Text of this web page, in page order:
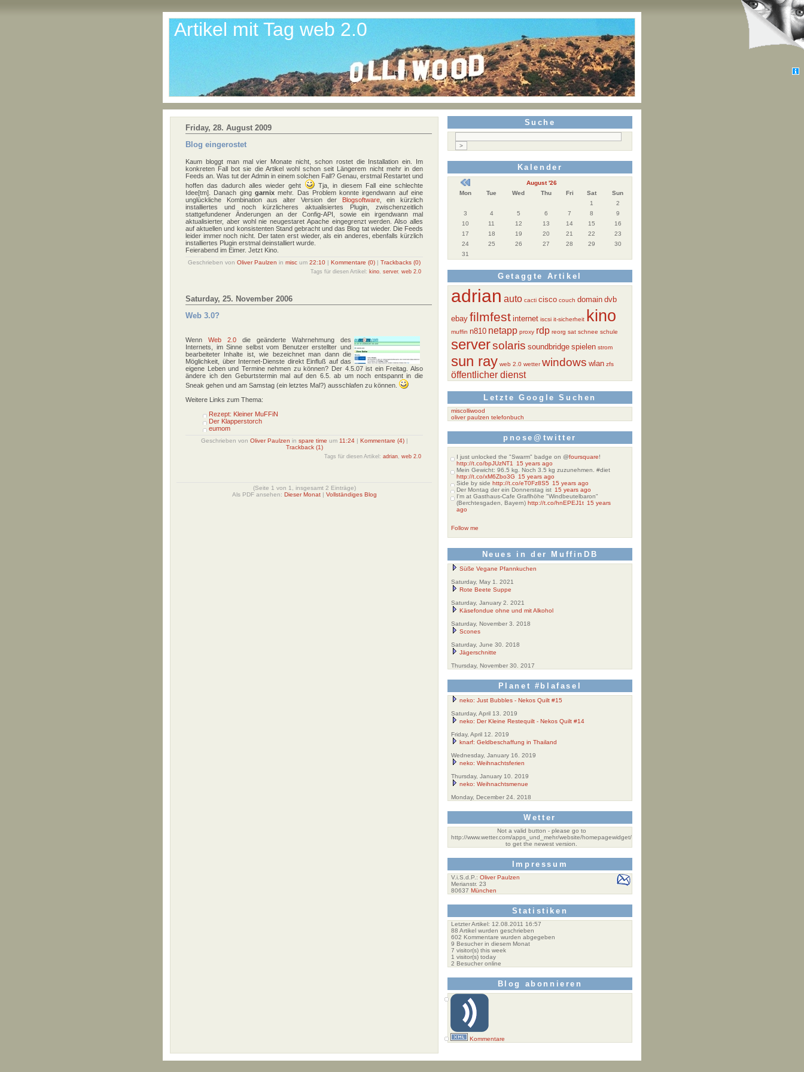
Artikel mit Tag web 2.0
Friday, 28. August 2009
Blog eingerostet
Kaum bloggt man mal vier Monate nicht, schon rostet die Installation ein. Im
konkreten Fall bot sie die Artikel wohl schon seit Längerem nicht mehr in den
Feeds an. Was tut der Admin in einem solchen Fall? Genau, erstmal Restartet und
hoffen das dadurch alles wieder geht
Tja, in diesem Fall eine schlechte
Idee[tm]. Danach ging garnixmehr. Das Problem konnte irgendwann auf eine
unglückliche Kombination aus alter Version der
Blogsoftware, ein kürzlich
installiertes und noch kürzlicheres aktualisiertes Plugin, zwischenzeitlich
stattgefundener Änderungen an der Config-API, sowie ein irgendwann mal
aktualisierter, aber wohl nie neugestaret Apache eingegrenzt werden. Also alles
auf aktuellen und konsistenten Stand gebracht und das Blog tat wieder. Die Feeds
leider immer noch nicht. Der taten erst wieder, als ein anderes, ebenfalls kürzlich
installiertes Plugin erstmal deinstalliert wurde.
Feierabend im Eimer. Jetzt Kino.
Geschrieben von Oliver Paulzen in misc um 22:10 | Kommentare (0) | Trackbacks (0)
Tags für diesen Artikel: kino, server, web 2.0
Saturday, 25. November 2006
Web 3.0?
Wenn Web 2.0 die geänderte Wahrnehmung des
Internets, im Sinne selbst vom Benutzer erstellter und
bearbeiteter Inhalte ist, wie bezeichnet man dann die
Möglichkeit, über Internet-Dienste direkt Einfluß auf das
eigene Leben und Termine nehmen zu können? Der 4.5.07 ist ein Freitag. Also
ändere ich den Geburtstermin mal auf den 6.5. ab um noch entspannt in die
Sneak gehen und am Samstag (ein letztes Mal?) ausschlafen zu können.
Weitere Links zum Thema:
Rezept: Kleiner MuFFiN
Der Klapperstorch
eumom
Geschrieben von Oliver Paulzen in spare time um 11:24| Kommentare (4)|
Trackback (1)
Tags für diesen Artikel: adrian, web 2.0
(Seite 1 von 1, insgesamt 2 Einträge)
Als PDF ansehen: Dieser Monat| Vollständiges Blog
Suche
Kalender
August '26
Mon
Tue Wed Thu Fri Sat
Sun
1
2
3
4 5 6 7 8
9
10
11 12 13 14 15
16
17
18 19 20 21 22
23
24
25 26 27 28 29
30
31
Getaggte Artikel
adrian auto cacti cisco couch domain dvb
ebay filmfest internet iscsi it-sicherheit kino
muffin n810 netapp proxy rdp reorg sat schnee schule
serversolaris soundbridge spielen strom
sun ray web 2.0 wetter windows wlan zfs
öffentlicher dienst
Letzte Google Suchen
miscolliwood
oliver paulzen telefonbuch
pnose@twitter
I just unlocked the "Swarm" badge on @foursquare!
http://t.co/bpJUzNT1
15 years ago
Mein Gewicht: 96.5 kg. Noch 3.5 kg zuzunehmen. #diet
http://t.co/xM6Zbo3G
15 years ago
Side by side http://t.co/eT0Fz8S5
15 years ago
Der Montag der ein Donnerstag ist 15 years ago
I'm at Gasthaus-Cafe Graflhöhe "Windbeutelbaron"
(Berchtesgaden, Bayern) http://t.co/hnEPEJ1t 15 years
ago
Follow me
Neues in der MuffinDB
Süße Vegane Pfannkuchen
Saturday, May 1. 2021
Rote Beete Suppe
Saturday, January 2. 2021
Käsefondue ohne und mit Alkohol
Saturday, November 3. 2018
Scones
Saturday, June 30. 2018
Jägerschnitte
Thursday, November 30. 2017
Planet #blafasel
neko: Just Bubbles - Nekos Quilt #15
Saturday, April 13. 2019
neko: Der Kleine Restequilt - Nekos Quilt #14
Friday, April 12. 2019
knarf: Geldbeschaffung in Thailand
Wednesday, January 16. 2019
neko: Weihnachtsferien
Thursday, January 10. 2019
neko: Weihnachtsmenue
Monday, December 24. 2018
Wetter
Not a valid button - please go to
http://www.wetter.com/apps_und_mehr/website/homepagewidget/
to get the newest version.
Impressum
V.i.S.d.P.: Oliver Paulzen
Merianstr. 23
80637 München
Statistiken
Letzter Artikel: 12.08.2011 16:57
88 Artikel wurden geschrieben
602 Kommentare wurden abgegeben
9 Besucher in diesem Monat
7 visitor(s) this week
1 visitor(s) today
2 Besucher online
Blog abonnieren
Kommentare